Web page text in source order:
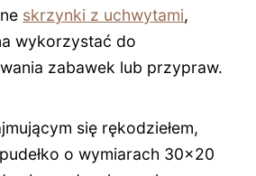
skrzynki z uchwytami,
wykorzystać do
zabawek lub przypraw.
się rękodziełem,
o wymiarach 30x20